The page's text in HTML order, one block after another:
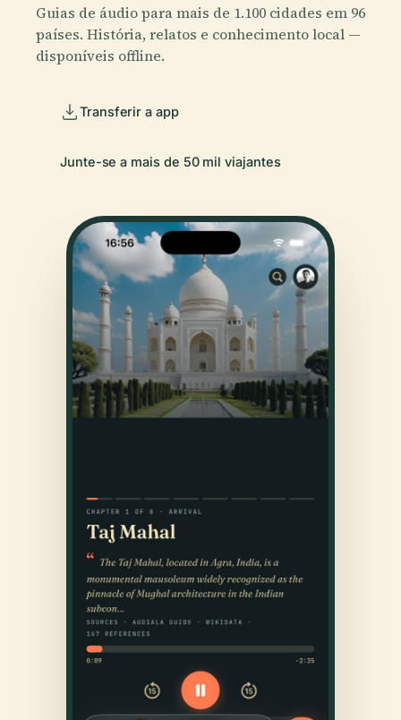
Guias de áudio para mais de 1.100 cidades em 96
países. História, relatos e conhecimento local —
disponíveis offline.
Transferir a app
Junte-se a mais de 50 mil viajantes